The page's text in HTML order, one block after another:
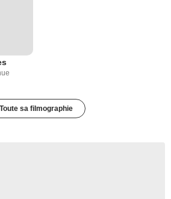
Toute sa filmographie